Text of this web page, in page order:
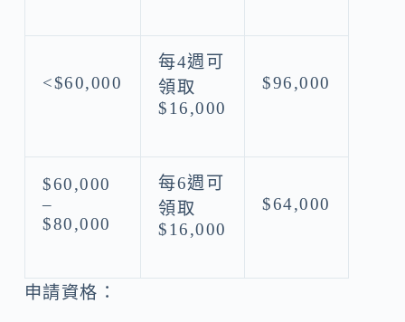
<$60,000
每4週可
領取
$16,000
$96,000
$60,000
–
$80,000
每6週可
領取
$16,000
$64,000
申請資格：